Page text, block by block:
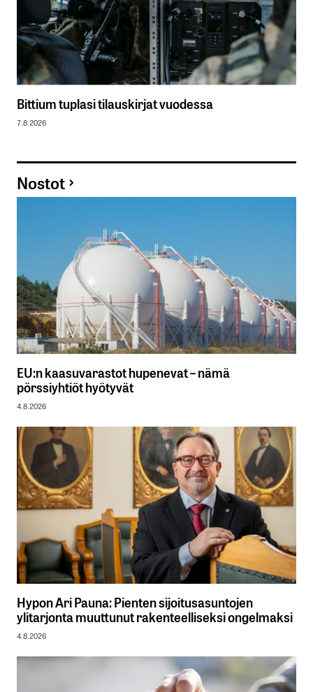
Bittium tuplasi tilauskirjat vuodessa
7.8.2026
Nostot
EU:n kaasuvarastot hupenevat – nämä
pörssiyhtiöt hyötyvät
4.8.2026
Hypon Ari Pauna: Pienten sijoitusasuntojen
ylitarjonta muuttunut rakenteelliseksi ongelmaksi
4.8.2026